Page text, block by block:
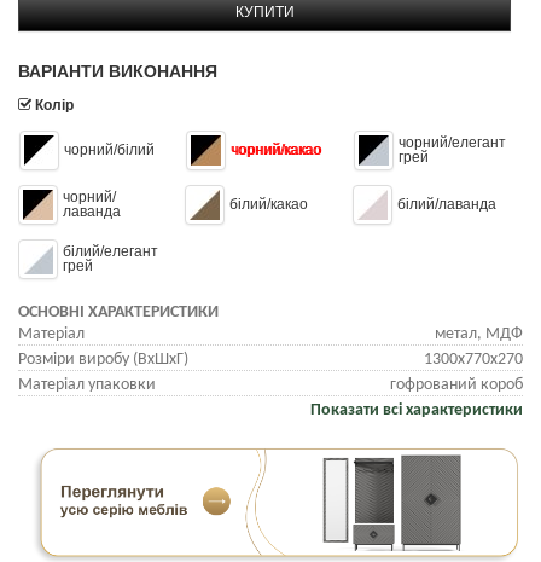
КУПИТИ
ВАРІАНТИ ВИКОНАННЯ
Колір
чорний/білий чорний/какао
чорний/елегант
грей
чорний/
лаванда
білий/какао білий/лаванда
білий/елегант
грей
ОСНОВНІ ХАРАКТЕРИСТИКИ
Матеріал
метал, МДФ
Розміри виробу (ВхШхГ)
1300x770x270
Матеріал упаковки
гофрований короб
Показати всі характеристики